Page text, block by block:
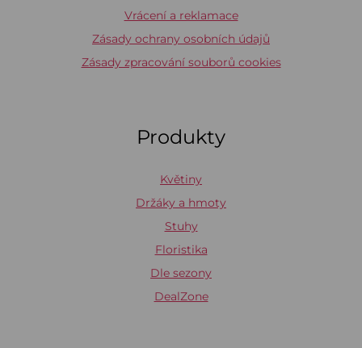
Vrácení a reklamace
Zásady ochrany osobních údajů
Zásady zpracování souborů cookies
Produkty
Květiny
Držáky a hmoty
Stuhy
Floristika
Dle sezony
DealZone